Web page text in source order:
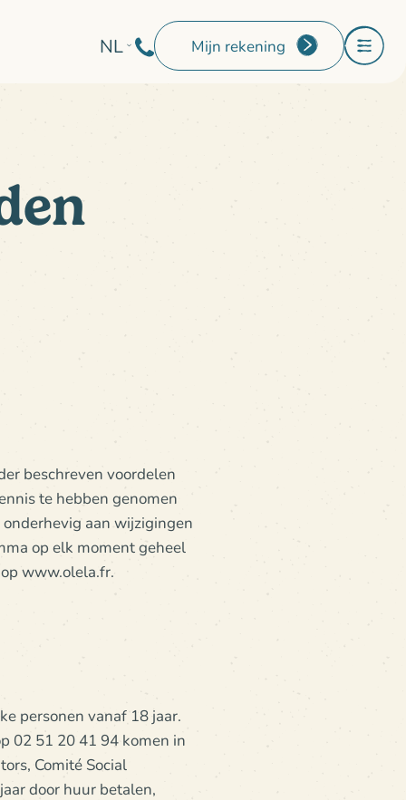
NL Mijn rekening
beschreven voordelen
te hebben genomen
aan wijzigingen
op elk moment geheel
www.olela.fr.
personen vanaf 18 jaar.
02 51 20 41 94 komen in
Comité Social
door huur betalen,